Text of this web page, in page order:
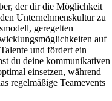
der dir die Möglichkeit
Unternehmenskultur zu
geregelten
auf
und fördert ein
du deine kommunikativen
einsetzen, während
regelmäßige Teamevents